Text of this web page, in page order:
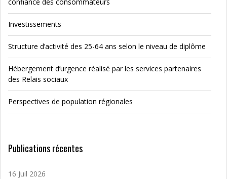
Investissements
Structure d’activité des 25-64 ans selon le niveau de diplôme
Hébergement d’urgence réalisé par les services partenaires
des Relais sociaux
Perspectives de population régionales
Publications récentes
16 Juil 2026